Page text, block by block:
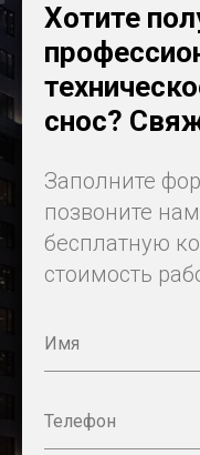
Хотите
снос?
Заполните
позвоните
бесплатную
стоимость